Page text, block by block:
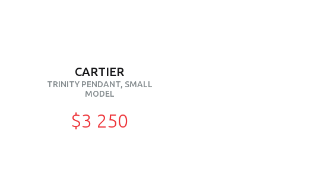
CARTIER
TRINITY PENDANT, SMALL
MODEL
$3 250